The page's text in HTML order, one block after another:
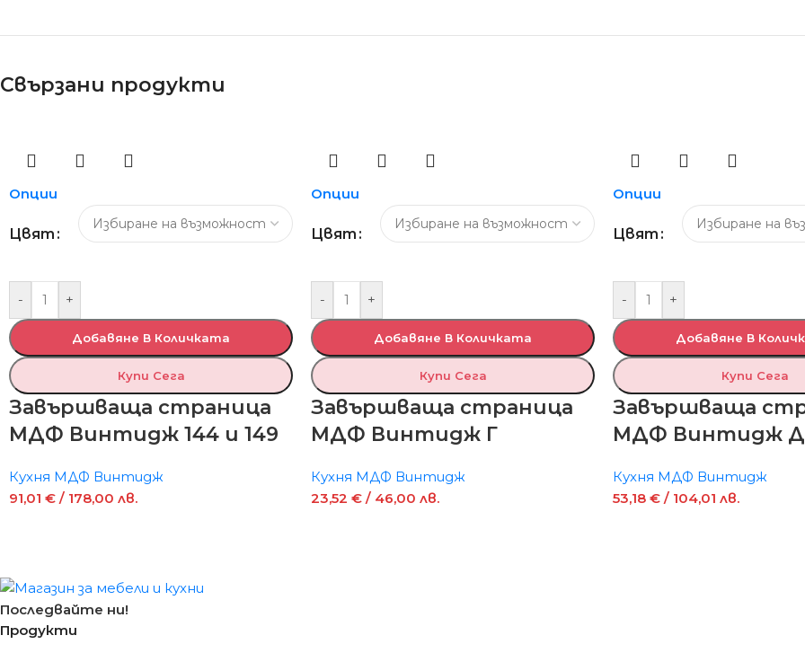
Свързани продукти
Опции
Цвят
- +
Добавяне В Количката
Купи Сега
Завършваща страница
МДФ Винтидж 144 и 149
Кухня МДФ Винтидж
91,01 € / 178,00 лв.
Опции
Цвят
- +
Добавяне В Количката
Купи Сега
Завършваща страница
МДФ Винтидж Г
Кухня МДФ Винтидж
23,52 € / 46,00 лв.
Опции
Цвят
- +
Добавяне В
Купи Сега
Завършваща
МДФ Винтидж Д
Кухня МДФ Винтидж
53,18 € / 104,01 лв.
Последвайте ни!
Продукти